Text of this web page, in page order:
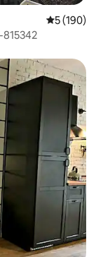
5 ರಲ್ಲಿ 5
5 (190)
AT-815342